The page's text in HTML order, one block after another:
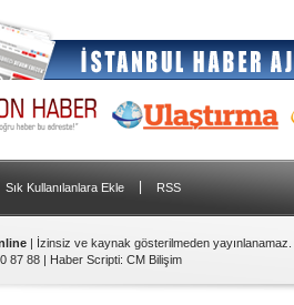
Sık Kullanılanlara Ekle RSS
| İzinsiz ve kaynak gösterilmeden yayınlanamaz.
87 88 | Haber Scripti: CM Bilişim